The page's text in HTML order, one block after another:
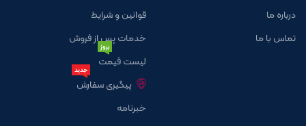
درباره ما
تماس با ما
قوانین و شرایط
خدمات پس از فروش
لیست قیمت
بروز
پیگیری سفارش
جدید
خبرنامه